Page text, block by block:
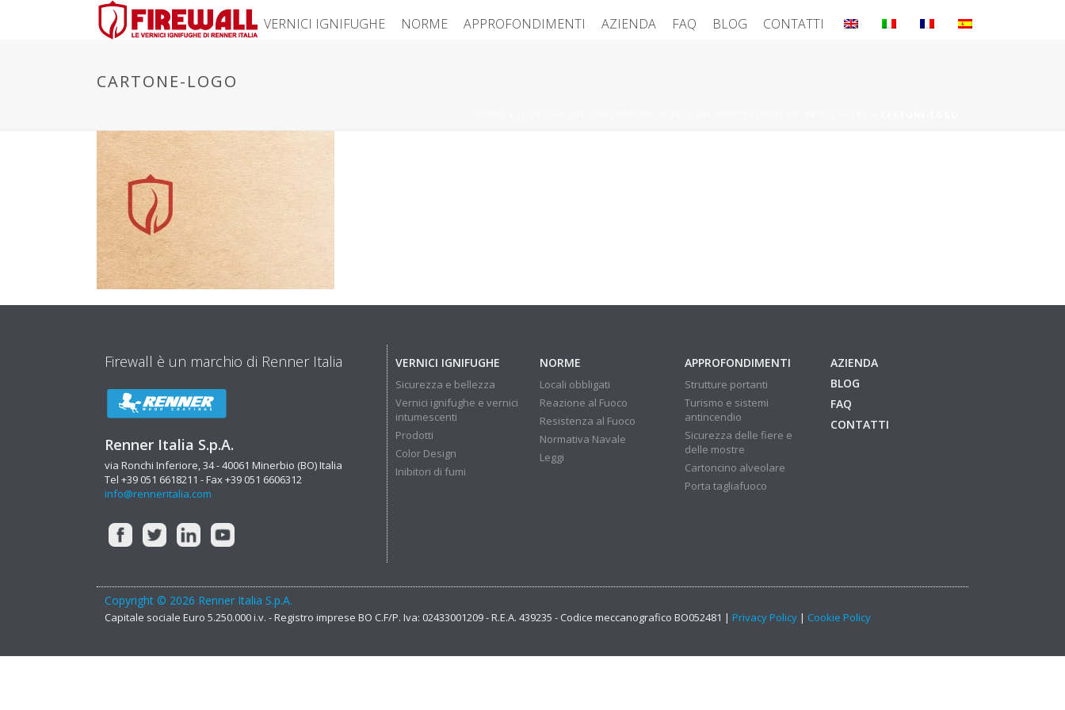
VERNICI IGNIFUGHE NORME APPROFONDIMENTI AZIENDA FAQ BLOG CONTATTI
CARTONE-LOGO
Firewall è un marchio di Renner Italia
Renner Italia S.p.A.
via Ronchi Inferiore, 34 - 40061 Minerbio (BO) Italia
Tel +39 051 6618211 - Fax +39 051 6606312
info@renneritalia.com
VERNICI IGNIFUGHE
Sicurezza e bellezza
Vernici ignifughe e vernici
intumescenti
Prodotti
Color Design
Inibitori di fumi
NORME
Locali obbligati
Reazione al Fuoco
Resistenza al Fuoco
Normativa Navale
Leggi
APPROFONDIMENTI
Strutture portanti
Turismo e sistemi
antincendio
Sicurezza delle fiere e
delle mostre
Cartoncino alveolare
Porta tagliafuoco
AZIENDA
BLOG
FAQ
CONTATTI
Copyright © 2026 Renner Italia S.p.A.
Capitale sociale Euro 5.250.000 i.v. - Registro imprese BO C.F/P. Iva: 02433001209 - R.E.A. 439235 - Codice meccanografico BO052481 | Privacy Policy | Cookie Policy